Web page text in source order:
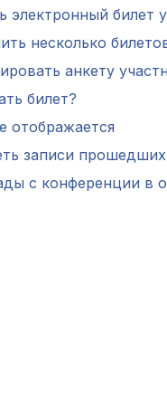
электронный билет
несколько
анкету
билет?
отображается
записи
с конференции в